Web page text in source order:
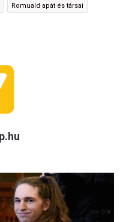
Romuald apát és társai